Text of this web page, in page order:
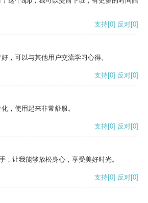
支持[0] 反对[0]
，可以与其他用户交流学习心得。
支持[0] 反对[0]
，使用起来非常舒服。
支持[0] 反对[0]
，让我能够放松身心，享受美好时光。
支持[0] 反对[0]